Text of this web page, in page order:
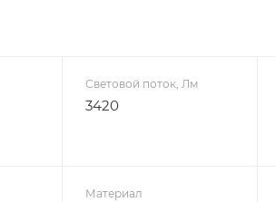
Световой поток, Лм
3420
Материал